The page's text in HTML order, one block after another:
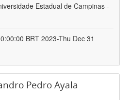
Estadual de Campinas -
BRT 2023-Thu Dec 31
Pedro Ayala